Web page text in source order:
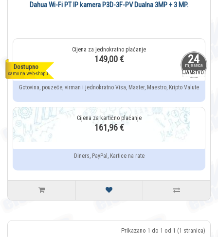
24
mjeseca
JAMSTVO
Dostupno
samo na web-shopu
Dahua Wi-Fi PT IP kamera P3D-3F-PV Dualna 3MP + 3 MP.
149,00 €
Gotovina, pouzeće, virman i jednokratno Visa, Master, Maestro, Kripto Valute
161,96 €
Diners, PayPal, Kartice na rate
Prikazano 1 do 1 od 1 (1 stranica)